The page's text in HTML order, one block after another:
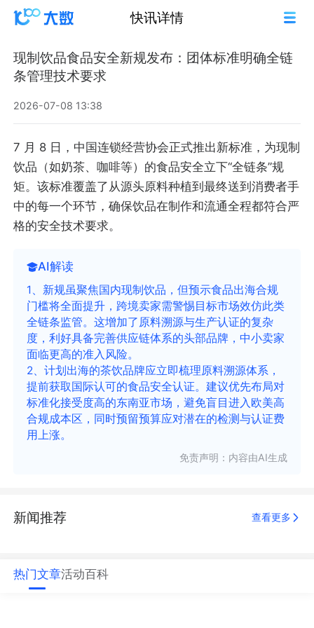
快讯详情
现制饮品食品安全新规发布：团体标准明确全链
条管理技术要求
2026-07-08 13:38
7 月 8 日，中国连锁经营协会正式推出新标准，为现制
饮品（如奶茶、咖啡等）的食品安全立下“全链条”规
矩。该标准覆盖了从源头原料种植到最终送到消费者手
中的每一个环节，确保饮品在制作和流通全程都符合严
格的安全技术要求。
AI解读
1、新规虽聚焦国内现制饮品，但预示食品出海合规
门槛将全面提升，跨境卖家需警惕目标市场效仿此类
全链条监管。这增加了原料溯源与生产认证的复杂
度，利好具备完善供应链体系的头部品牌，中小卖家
面临更高的准入风险。
2、计划出海的茶饮品牌应立即梳理原料溯源体系，
提前获取国际认可的食品安全认证。建议优先布局对
标准化接受度高的东南亚市场，避免盲目进入欧美高
合规成本区，同时预留预算应对潜在的检测与认证费
用上涨。
免责声明：内容由AI生成
新闻推荐 查看更多
热门文章活动百科